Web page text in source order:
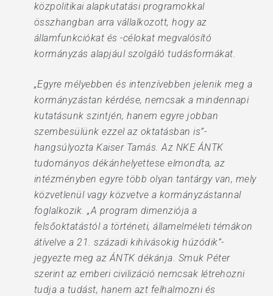
közpolitikai alapkutatási programokkal
összhangban arra vállalkozott, hogy az
államfunkciókat és -célokat megvalósító
kormányzás alapjául szolgáló tudásformákat.
„Egyre mélyebben és intenzívebben jelenik meg a
kormányzástan kérdése, nemcsak a mindennapi
kutatásunk szintjén, hanem egyre jobban
szembesülünk ezzel az oktatásban is”-
hangsúlyozta Kaiser Tamás. Az NKE ÁNTK
tudományos dékánhelyettese elmondta, az
intézményben egyre több olyan tantárgy van, mely
közvetlenül vagy közvetve a kormányzástannal
foglalkozik. „A program dimenziója a
felsőoktatástól a történeti, államelméleti témákon
átívelve a 21. századi kihívásokig húzódik”-
jegyezte meg az ÁNTK dékánja. Smuk Péter
szerint az emberi civilizáció nemcsak létrehozni
tudja a tudást, hanem azt felhalmozni és